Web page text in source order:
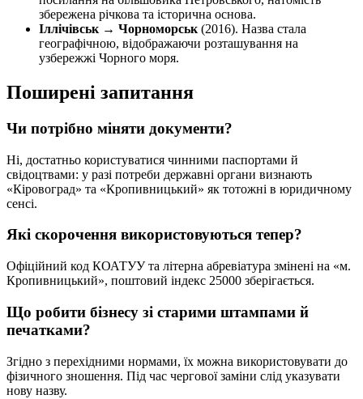
збережена річкова та історична основа.
Іллічівськ → Чорноморськ (2016). Назва стала
географічною, відображаючи розташування на
узбережжі Чорного моря.
Поширені запитання
Чи потрібно міняти документи?
Ні, достатньо користуватися чинними паспортами й
свідоцтвами: у разі потреби державні органи визнають
«Кіровоград» та «Кропивницький» як тотожні в юридичному
сенсі.
Які скорочення використовуються тепер?
Офіційний код КОАТУУ та літерна абревіатура змінені на «м.
Кропивницький», поштовий індекс 25000 зберігається.
Що робити бізнесу зі старими штампами й
печатками?
Згідно з перехідними нормами, їх можна використовувати до
фізичного зношення. Під час чергової заміни слід указувати
нову назву.